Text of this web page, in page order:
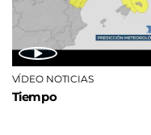
VÍDEO NOTICIAS
Tiempo